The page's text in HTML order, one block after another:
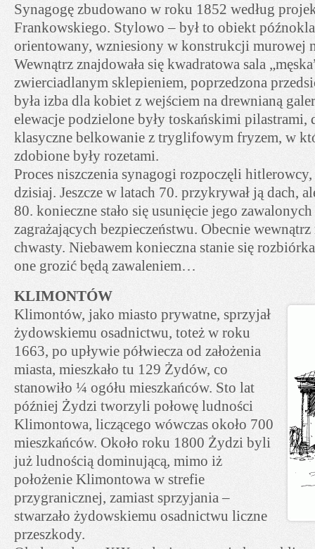
Synagogę zbudowano w roku 1852 według
Frankowskiego. Stylowo – był to obiekt
orientowany, wzniesiony w konstrukcji murowej
Wewnątrz znajdowała się kwadratowa sala
zwierciadlanym sklepieniem, poprzedzona
była izba dla kobiet z wejściem na drewnianą
elewacje podzielone były toskańskimi pilastrami,
klasyczne belkowanie z tryglifowym fryzem, w
zdobione były rozetami.
Proces niszczenia synagogi rozpoczęli
dzisiaj. Jeszcze w latach 70. przykrywał ją dach,
80. konieczne stało się usunięcie jego zawalonych
zagrażających bezpieczeństwu. Obecnie
chwasty. Niebawem konieczna stanie się
one grozić będą zawaleniem…
KLIMONTÓW
Klimontów, jako miasto prywatne, sprzyjał
żydowskiemu osadnictwu, toteż w roku
1663, po upływie półwiecza od założenia
miasta, mieszkało tu 129 Żydów, co
stanowiło ¼ ogółu mieszkańców. Sto lat
później Żydzi tworzyli połowę ludności
Klimontowa, liczącego wówczas około 700
mieszkańców. Około roku 1800 Żydzi byli
już ludnością dominującą, mimo iż
położenie Klimontowa w strefie
przygranicznej, zamiast sprzyjania –
stwarzało żydowskiemu osadnictwu liczne
przeszkody.